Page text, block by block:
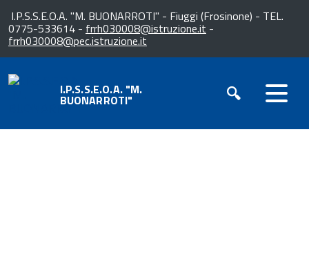
I.P.S.S.E.O.A. "M. BUONARROTI" - Fiuggi (Frosinone) - TEL.
0775-533614 - frrh030008@istruzione.it -
frrh030008@pec.istruzione.it
I.P.S.S.E.O.A. "M.
BUONARROTI"